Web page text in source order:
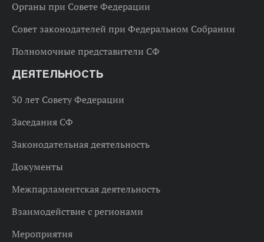
Органы при Совете Федерации
Совет законодателей при Федеральном Собрании
Полномочные представители СФ
ДЕЯТЕЛЬНОСТЬ
30 лет Совету Федерации
Заседания СФ
Законодательная деятельность
Документы
Межпарламентская деятельность
Взаимодействие с регионами
Мероприятия